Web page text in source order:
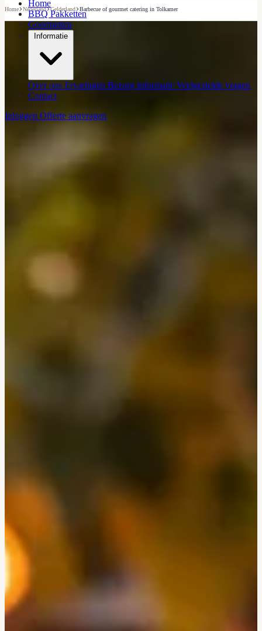
Home
BBQ Pakketten
Gourmetten
Informatie
Over ons Ervaringen Bezorg informatie Veelgestelde vragen
Contact
Inloggen Offerte aanvragen
Home›Nederland›Gelderland›Barbecue of gourmet catering in Tolkamer